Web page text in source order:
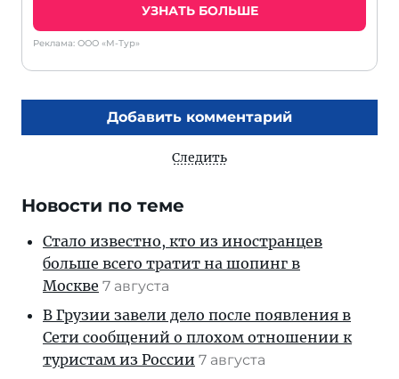
УЗНАТЬ БОЛЬШЕ
Реклама: ООО «М-Тур»
Добавить комментарий
Следить
Новости по теме
Стало известно, кто из иностранцев
больше всего тратит на шопинг в
Москве 7 августа
В Грузии завели дело после появления в
Сети сообщений о плохом отношении к
туристам из России 7 августа